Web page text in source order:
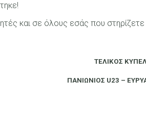
και σε όλους εσάς που
ΤΕΛΙΚΟΣ
ΠΑΝΙΩΝΙΟΣ U23 –